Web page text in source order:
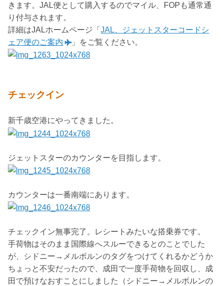
きます。JAL便として購入するのでマイル、FOPも通常通
り付与されます。
詳細はJALホームページ「 JAL、ジェットスターコードシ
ェア便のご案内
」をご覧ください。
チェックイン
新千歳空港にやってきました。
ジェットスターのカウンターを目指します。
カウンターは一番南端にあります。
チェックイン無事完了。レシートみたいな搭乗券です。
手荷物はそのまま国際線へスルーできるとのことでした
が、シドニー→メルボルンのタグをつけてくれるかどうか
ちょっと不安だったので、成田で一度手荷物を回収し、成
田で預けなおすことにしました（シドニー→メルボルンの